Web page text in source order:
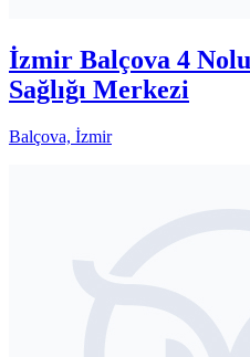
İzmir Balçova 4
Sağlığı Merkezi
Balçova, İzmir